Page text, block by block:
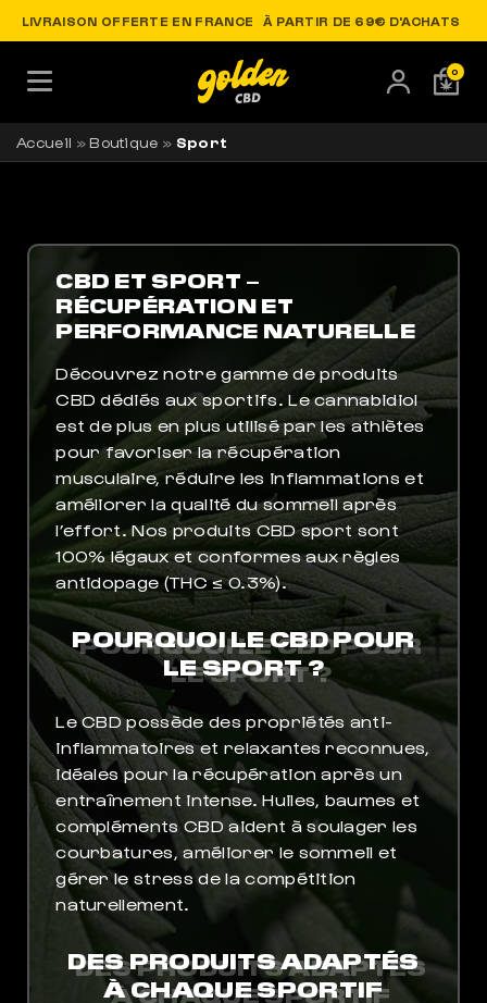
0
LIVRAISON OFFERTE EN FRANCE À PARTIR DE 69€ D'ACHATS
Accueil »Boutique » Sport
CBD ET SPORT –
RÉCUPÉRATION ET
PERFORMANCE NATURELLE
Découvrez notre gamme de produits
CBD dédiés aux sportifs. Le cannabidiol
est de plus en plus utilisé par les athlètes
pour favoriser la récupération
musculaire, réduire les inflammations et
améliorer la qualité du sommeil après
l’effort. Nos produits CBD sport sont
100% légaux et conformes aux règles
antidopage (THC ≤ 0.3%).
POURQUOI LE CBD POUR
LE SPORT ?
Le CBD possède des propriétés anti-
inflammatoires et relaxantes reconnues,
idéales pour la récupération après un
entraînement intense. Huiles, baumes et
compléments CBD aident à soulager les
courbatures, améliorer le sommeil et
gérer le stress de la compétition
naturellement.
DES PRODUITS ADAPTÉS
À CHAQUE SPORTIF